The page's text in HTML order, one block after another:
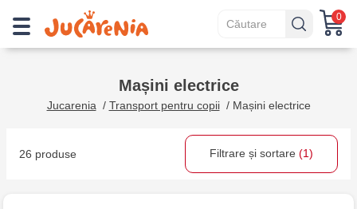
0
Mașini electrice
Jucarenia / Transport pentru copii/ Mașini electrice
26 produse Filtrare și sortare (1)